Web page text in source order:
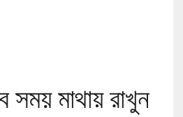
সময় মাথায় রাখুন